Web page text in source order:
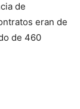
de
eran de
de 460